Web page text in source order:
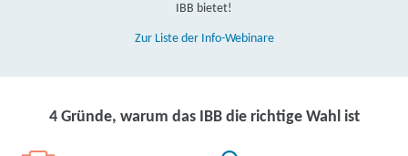
IBB bietet!
Zur Liste der Info-Webinare
4 Gründe, warum das IBB die richtige Wahl ist